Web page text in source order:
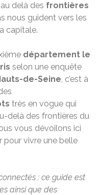
delà des frontières
nous guident vers les
capitale.
département le
selon une enquête
de-Seine, c’est à
très en vogue qui
delà des frontières du
vous dévoilons ici
pour vivre une belle
: ce guide est
ainsi que des